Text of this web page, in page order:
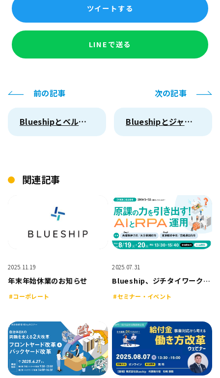
ツイートする
LINEで送る
前の記事
Blueshipとベルシステム24、神奈川県・市町村DX推進フォーラムに登壇
次の記事
Blueshipとジャパンシステム、ServiceNowパートナープログラムで 「Elite」ランク認定を取得
関連記事
2025.11.19
年末年始休業のお知らせ
#コーポレート
2025.07.31
Blueship、ジチタイワークス主催「原課の力を引き出す！AIとRPA運用」のDay1（2025年8月19日）にオンライン登壇
#セミナー・イベント